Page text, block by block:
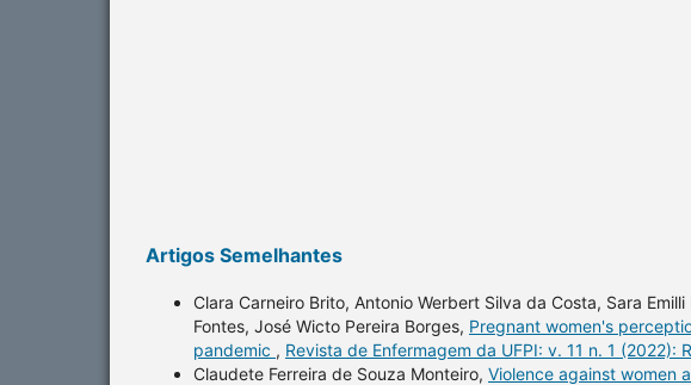
Artigos Semelhantes
Clara Carneiro Brito, Antonio Werbert Silva da Costa, Sara
Fontes, José Wicto Pereira Borges, Pregnant women's
pandemic , Revista de Enfermagem da UFPI: v. 11 n. 1 (2022):
Claudete Ferreira de Souza Monteiro, Violence against women